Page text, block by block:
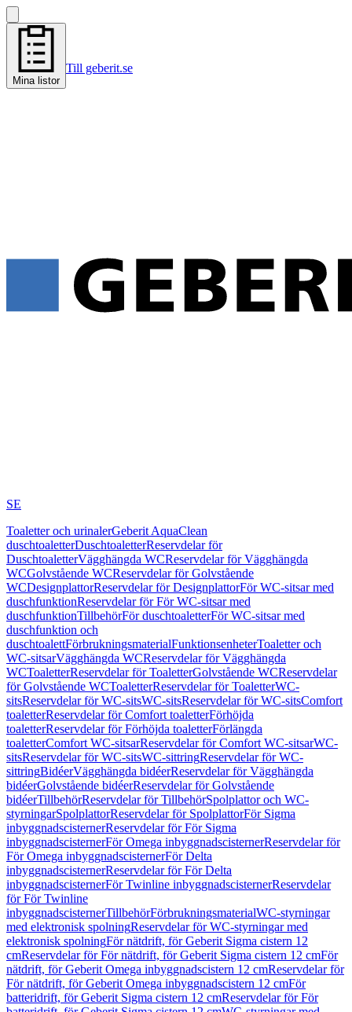
Mina listor
Till geberit.se
SE
Toaletter och urinalerGeberit AquaClean
duschtoaletterDuschtoaletterReservdelar för
DuschtoaletterVägghängda WCReservdelar för Vägghängda
WCGolvstående WCReservdelar för Golvstående
WCDesignplattorReservdelar för DesignplattorFör WC-sitsar med
duschfunktionReservdelar för För WC-sitsar med
duschfunktionTillbehörFör duschtoaletterFör WC-sitsar med
duschfunktion och
duschtoalettFörbrukningsmaterialFunktionsenheterToaletter och
WC-sitsarVägghängda WCReservdelar för Vägghängda
WCToaletterReservdelar för ToaletterGolvstående WCReservdelar
för Golvstående WCToaletterReservdelar för ToaletterWC-
sitsReservdelar för WC-sitsWC-sitsReservdelar för WC-sitsComfort
toaletterReservdelar för Comfort toaletterFörhöjda
toaletterReservdelar för Förhöjda toaletterFörlängda
toaletterComfort WC-sitsarReservdelar för Comfort WC-sitsarWC-
sitsReservdelar för WC-sitsWC-sittringReservdelar för WC-
sittringBidéerVägghängda bidéerReservdelar för Vägghängda
bidéerGolvstående bidéerReservdelar för Golvstående
bidéerTillbehörReservdelar för TillbehörSpolplattor och WC-
styrningarSpolplattorReservdelar för SpolplattorFör Sigma
inbyggnadscisternerReservdelar för För Sigma
inbyggnadscisternerFör Omega inbyggnadscisternerReservdelar för
För Omega inbyggnadscisternerFör Delta
inbyggnadscisternerReservdelar för För Delta
inbyggnadscisternerFör Twinline inbyggnadscisternerReservdelar
för För Twinline
inbyggnadscisternerTillbehörFörbrukningsmaterialWC-styrningar
med elektronisk spolningReservdelar för WC-styrningar med
elektronisk spolningFör nätdrift, för Geberit Sigma cistern 12
cmReservdelar för För nätdrift, för Geberit Sigma cistern 12 cmFör
nätdrift, för Geberit Omega inbyggnadscistern 12 cmReservdelar för
För nätdrift, för Geberit Omega inbyggnadscistern 12 cmFör
batteridrift, för Geberit Sigma cistern 12 cmReservdelar för För